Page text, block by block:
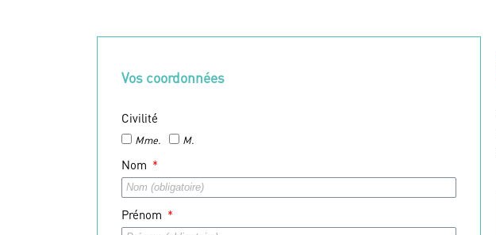
Vos coordonnées
Civilité
Mme. M.
Nom
Prénom